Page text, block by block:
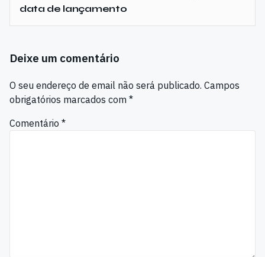
data de lançamento
Deixe um comentário
O seu endereço de email não será publicado. Campos
obrigatórios marcados com *
Comentário *